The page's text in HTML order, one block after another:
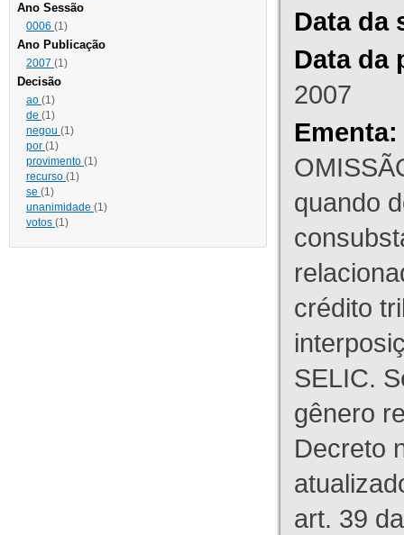
Ano Sessão
0006 (1)
Ano Publicação
2007 (1)
Decisão
ao (1)
de (1)
negou (1)
por (1)
provimento (1)
recurso (1)
se (1)
unanimidade (1)
votos (1)
Data da
Data da
2007
Ementa:
quando
crédito
SELIC.
gênero
Decreto
art. 39